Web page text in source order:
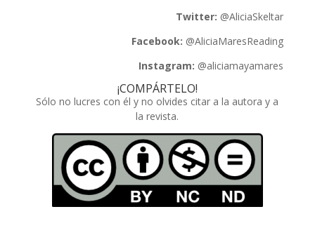
Twitter: @AliciaSkeltar
Facebook: @AliciaMaresReading
Instagram: @aliciamayamares
¡COMPÁRTELO!
Sólo no lucres con él y no olvides citar a la autora y a
la revista.